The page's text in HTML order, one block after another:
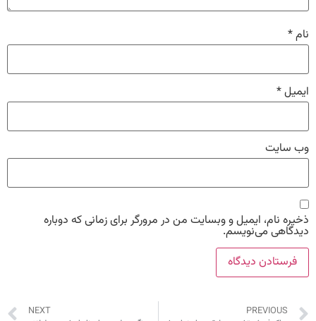
نام*
ایمیل*
وب‌ سایت
ذخیره نام، ایمیل و وبسایت من در مرورگر برای زمانی که دوباره
دیدگاهی می‌نویسم.
PREVIOUS
NEXT